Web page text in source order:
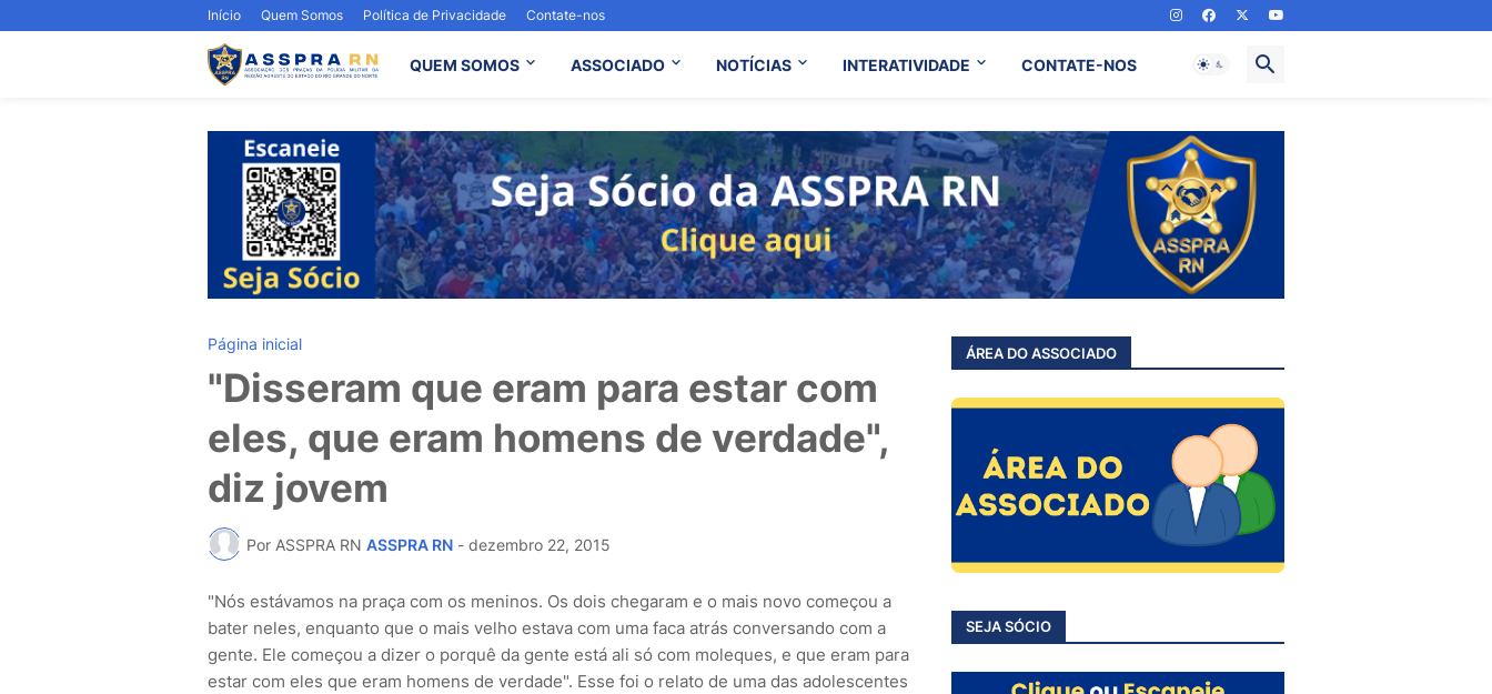
Início Quem Somos Política de Privacidade Contate-nos
QUEM SOMOS ASSOCIADO NOTÍCIAS INTERATIVIDADE CONTATE-NOS
Página inicial
"Disseram que eram para estar com
eles, que eram homens de verdade",
diz jovem
Por ASSPRA RN ASSPRA RN - dezembro 22, 2015
"Nós estávamos na praça com os meninos. Os dois chegaram e o mais novo começou a
bater neles, enquanto que o mais velho estava com uma faca atrás conversando com a
gente. Ele começou a dizer o porquê da gente está ali só com moleques, e que eram para
estar com eles que eram homens de verdade". Esse foi o relato de uma das adolescentes
ÁREA DO ASSOCIADO
SEJA SÓCIO